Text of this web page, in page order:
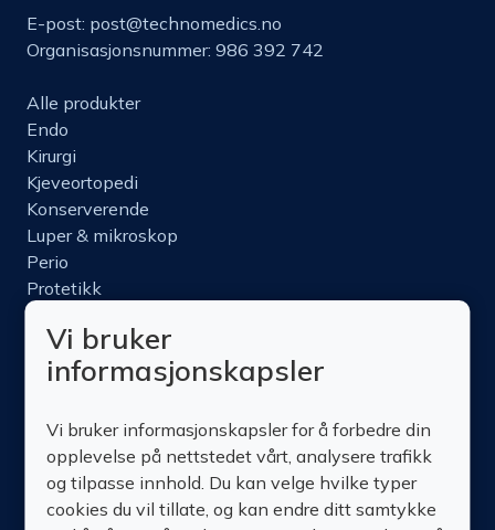
E-post: post@technomedics.no
Organisasjonsnummer: 986 392 742
Alle produkter
Endo
Kirurgi
Kjeveortopedi
Konserverende
Luper & mikroskop
Perio
Protetikk
Nettbutikk
Produktinfo
Om oss
Kontakt oss
Vi bruker
informasjonskapsler
Vi bruker informasjonskapsler for å forbedre din
opplevelse på nettstedet vårt, analysere trafikk
og tilpasse innhold. Du kan velge hvilke typer
cookies du vil tillate, og kan endre ditt samtykke